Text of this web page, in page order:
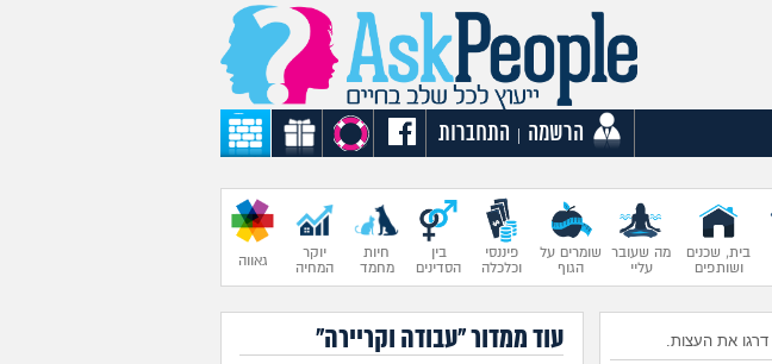
הרשמה התחברות
בית, שכנים
ושותפים
מה שעובר
עליי
שומרים על
הגוף
פיננסי
וכלכלה
בין
הסדינים
חיות
מחמד
יוקר
המחיה
גאווה
דרגו את העצות. עוד ממדור "עבודה וקריירה"